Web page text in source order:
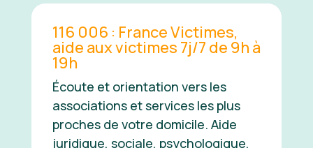
116 006 : France Victimes,
aide aux victimes 7j/7 de 9h à
19h
Écoute et orientation vers les
associations et services les plus
proches de votre domicile. Aide
juridique, sociale, psychologique,